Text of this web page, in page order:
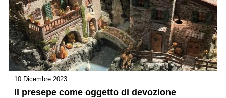
10 Dicembre 2023
Il presepe come oggetto di devozione